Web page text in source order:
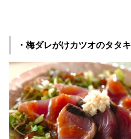
・梅ダレがけカツオのタタキ